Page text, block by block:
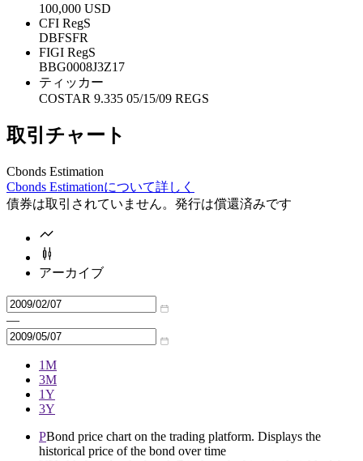
100,000 USD
CFI RegS
DBFSFR
FIGI RegS
BBG0008J3Z17
ティッカー
COSTAR 9.335 05/15/09 REGS
取引チャート
Cbonds Estimation
Cbonds Estimationについて詳しく
債券は取引されていません。発行は償還済みです
アーカイブ
—
1M
3M
1Y
3Y
PBond price chart on the trading platform. Displays the
historical price of the bond over time